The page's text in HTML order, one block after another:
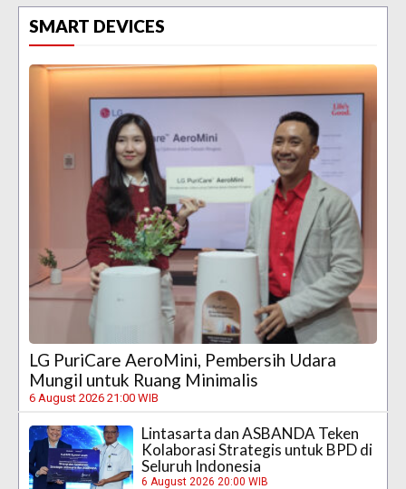
SMART DEVICES
LG PuriCare AeroMini, Pembersih Udara
Mungil untuk Ruang Minimalis
6 August 2026 21:00 WIB
Lintasarta dan ASBANDA Teken
Kolaborasi Strategis untuk BPD di
Seluruh Indonesia
6 August 2026 20:00 WIB